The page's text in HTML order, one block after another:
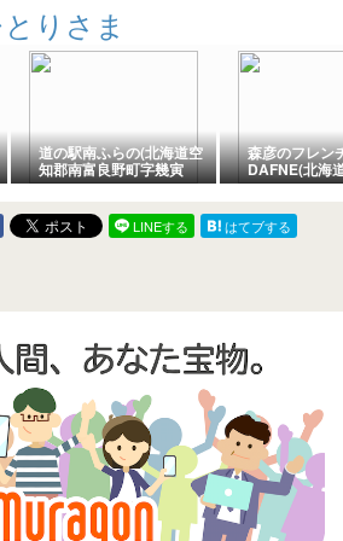
りさま
道の駅南ふらの(北海道空
知郡南富良野町字幾寅
687)
森彦のフレン
DAFNE(北海
央区北一条西
LINEする
はてブする